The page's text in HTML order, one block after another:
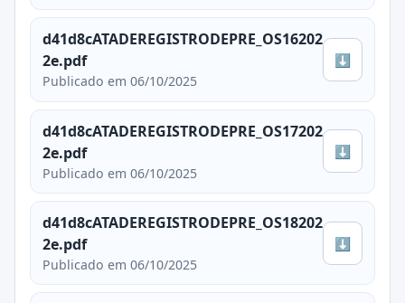
d41d8cATADEREGISTRODEPRE_OS16202
2e.pdf
Publicado em 06/10/2025
⬇
d41d8cATADEREGISTRODEPRE_OS17202
2e.pdf
Publicado em 06/10/2025
⬇
d41d8cATADEREGISTRODEPRE_OS18202
2e.pdf
Publicado em 06/10/2025
⬇